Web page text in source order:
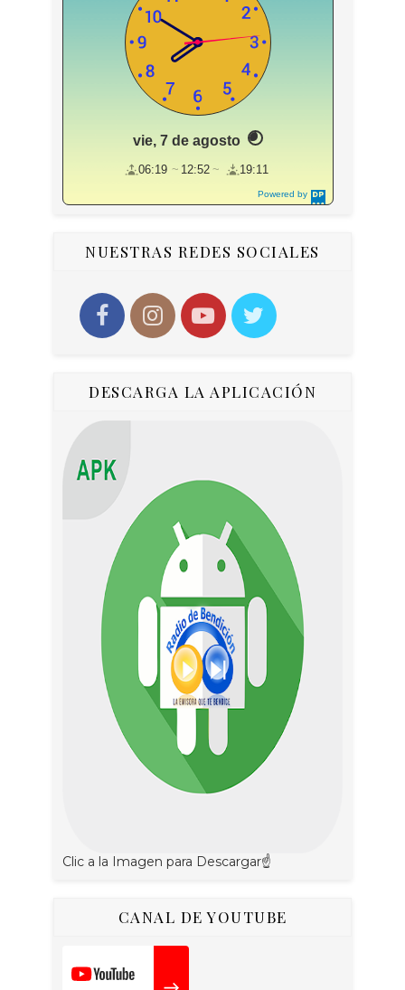
Powered by
DaysPedia.c
vie, 7 de agosto
06:19 12:52 19:11
NUESTRAS REDES SOCIALES
DESCARGA LA APLICACIÓN
Clic a la Imagen para Descargar☝
CANAL DE YOUTUBE